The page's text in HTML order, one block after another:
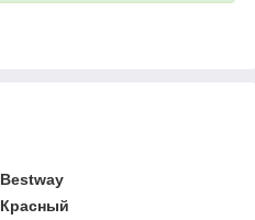
Bestway
Красный